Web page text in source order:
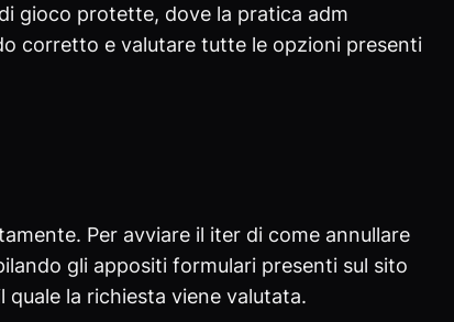
gioco protette, dove la pratica adm
corretto e valutare tutte le opzioni presenti
Per avviare il iter di come annullare
gli appositi formulari presenti sul sito
la richiesta viene valutata.